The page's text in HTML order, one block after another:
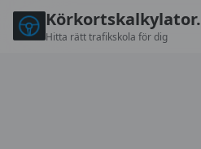
Hitta rätt trafikskola för dig